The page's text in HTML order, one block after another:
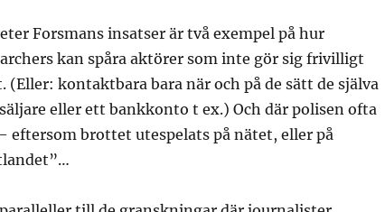
Forsmans insatser är två exempel på hur
kan spåra aktörer som inte gör sig frivilligt
(Eller: kontaktbara bara när och på de sätt de själva
eller ett bankkonto t ex.) Och där polisen ofta
eftersom brottet utespelats på nätet, eller på